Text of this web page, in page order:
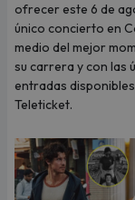
ofrecer este 6 de
único concierto en
medio del mejor
su carrera y con las
entradas
Teleticket.